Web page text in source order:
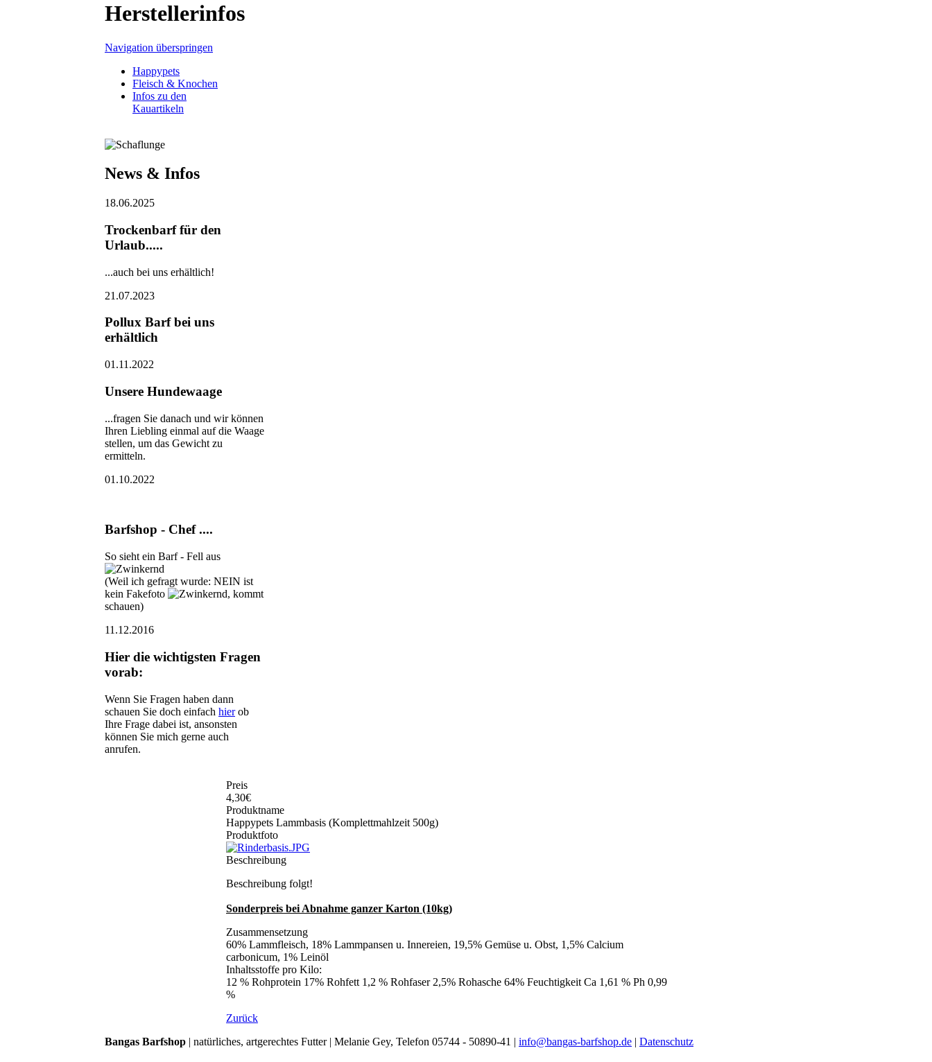
Herstellerinfos
Navigation überspringen
Happypets
Fleisch & Knochen
Infos zu den
Kauartikeln
News & Infos
18.06.2025
Trockenbarf für den
Urlaub.....
...auch bei uns erhältlich!
21.07.2023
Pollux Barf bei uns
erhältlich
01.11.2022
Unsere Hundewaage
...fragen Sie danach und wir können
Ihren Liebling einmal auf die Waage
stellen, um das Gewicht zu
ermitteln.
01.10.2022
Barfshop - Chef ....
So sieht ein Barf - Fell aus
(Weil ich gefragt wurde: NEIN ist
kein Fakefoto
, kommt
schauen)
11.12.2016
Hier die wichtigsten Fragen
vorab:
Wenn Sie Fragen haben dann
schauen Sie doch einfach hierob
Ihre Frage dabei ist, ansonsten
können Sie mich gerne auch
anrufen.
Preis
4,30€
Produktname
Happypets Lammbasis (Komplettmahlzeit 500g)
Produktfoto
Beschreibung
Beschreibung folgt!
Sonderpreis bei Abnahme ganzer Karton (10kg)
Zusammensetzung
60% Lammfleisch, 18% Lammpansen u. Innereien, 19,5% Gemüse u. Obst, 1,5% Calcium
carbonicum, 1% Leinöl
Inhaltsstoffe pro Kilo:
12 % Rohprotein 17% Rohfett 1,2 % Rohfaser 2,5% Rohasche 64% Feuchtigkeit Ca 1,61 % Ph 0,99
%
Zurück
Bangas Barfshop | natürliches, artgerechtes Futter | Melanie Gey, Telefon 05744 - 50890-41 | info@bangas-barfshop.de | Datenschutz